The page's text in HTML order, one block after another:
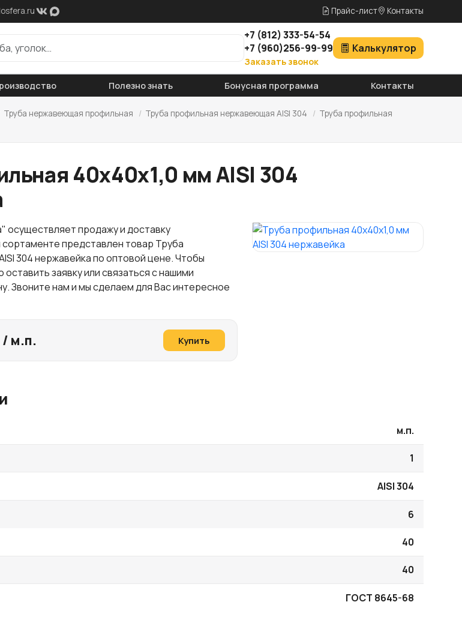
Прайс-лист Контакты
+7 (812)333-54-54
+7 (960)256-99-99
Заказать звонок
Калькулятор
Полезно знать Бонусная программа Контакты
Труба нержавеющая профильная / Труба профильная нержавеющая AISI 304 / Труба профильная
40х40х1,0 мм AISI 304
продажу и доставку
сортаменте представлен товар Труба
304 нержавейка по оптовой цене. Чтобы
заявку или связаться с нашими
Звоните нам и мы сделаем для Вас интересное
/ м.п. Купить
м.п.
1
AISI 304
6
40
40
ГОСТ 8645-68